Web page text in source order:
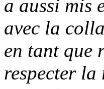
a aussi mis
avec la
en tant que
respecter la